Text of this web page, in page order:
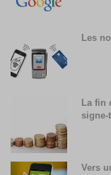
Les
La fin
signe-
Vers